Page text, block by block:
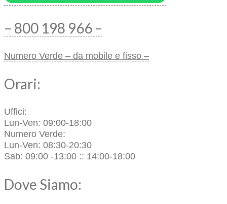
– 800 198 966 –
Numero Verde – da mobile e fisso –
Orari:
Uffici:
Lun-Ven: 09:00-18:00
Numero Verde:
Lun-Ven: 08:30-20:30
Sab: 09:00 -13:00 :: 14:00-18:00
Dove Siamo: